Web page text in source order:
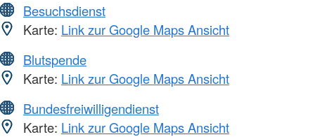
Besuchsdienst
Karte: Link zur Google Maps Ansicht
Blutspende
Karte: Link zur Google Maps Ansicht
Bundesfreiwilligendienst
Karte: Link zur Google Maps Ansicht